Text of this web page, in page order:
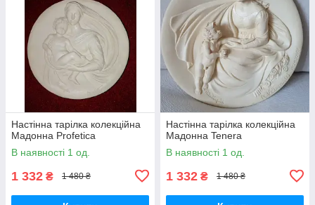
Настінна тарілка колекційна
Мадонна Profetica
В наявності 1 од.
1 332 ₴ 1 480 ₴
Настінна тарілка колекційна
Мадонна Tenera
В наявності 1 од.
1 332 ₴ 1 480 ₴